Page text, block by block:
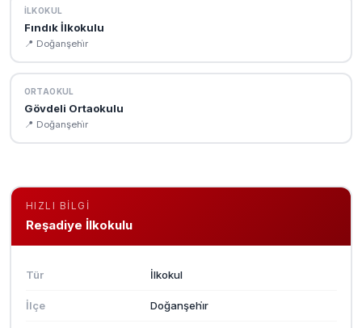
İLKOKUL
Fındık İlkokulu
📍 Doğanşehi̇r
ORTAOKUL
Gövdeli Ortaokulu
📍 Doğanşehi̇r
HIZLI BILGI
Reşadiye İlkokulu
Tür İlkokul
İlçe Doğanşehi̇r